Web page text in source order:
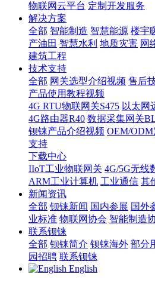
物联网云平台 定制开发服务
解决方案
全部 智能制造 智慧能源 楼宇
产油田 智慧水利 地质灾害 网
建筑工程
技术支持
全部 网关选型介绍视频 售后
产品使用教程视频
4G RTU物联网关S475 以太网
4G路由器R40 数据采集网关
钡铼产品介绍视频 OEM/
支持
下载中心
IIoT工业物联网关 4G/5G无线
ARM工业计算机 工业通信 其
新闻资讯
全部 钡铼新闻 国内参展 国外
业标准 物联网协会 智能制造
联系钡铼
全部 钡铼简介 钡铼海外 部分
园招聘 联系钡铼
English